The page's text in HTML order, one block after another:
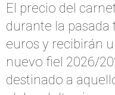
El precio del
durante la pasada
euros y recibirán
nuevo fiel 2026/
destinado a